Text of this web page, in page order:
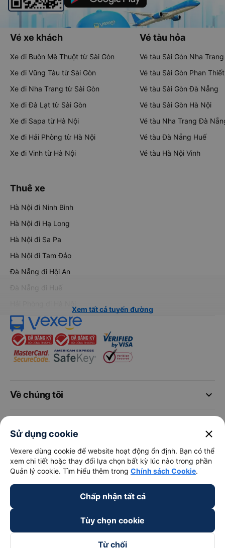
Vé xe khách
Xe đi Buôn Mê Thuột từ Sài Gòn
Xe đi Vũng Tàu từ Sài Gòn
Xe đi Nha Trang từ Sài Gòn
Xe đi Đà Lạt từ Sài Gòn
Xe đi Sapa từ Hà Nội
Xe đi Hải Phòng từ Hà Nội
Xe đi Vinh từ Hà Nội
Vé tàu hỏa
Vé tàu Sài Gòn Nha Trang
Vé tàu Sài Gòn Phan Thiết
Vé tàu Sài Gòn Đà Nẵng
Vé tàu Sài Gòn Hà Nội
Vé tàu Nha Trang Đà
Vé tàu Đà Nẵng Huế
Vé tàu Hà Nội Vinh
Thuê xe
Hà Nội đi Ninh Bình
Hà Nội đi Hạ Long
Hà Nội đi Sa Pa
Hà Nội đi Tam Đảo
Đà Nẵng đi Hội An
Đà Nẵng đi Huế
Xem tất cả tuyến đường
keyboard_arrow_down
Về chúng tôi
keyboard_arrow_down
Trở thành đối tác
Sử dụng cookie close
Vexere dùng cookie để website hoạt động ổn định. Bạn có thể
xem chi tiết hoặc thay đổi lựa chọn bất kỳ lúc nào trong phần
Quản lý cookie. Tìm hiểu thêm trong Chính sách Cookie.
Chấp nhận tất cả
Tùy chọn cookie
Từ chối